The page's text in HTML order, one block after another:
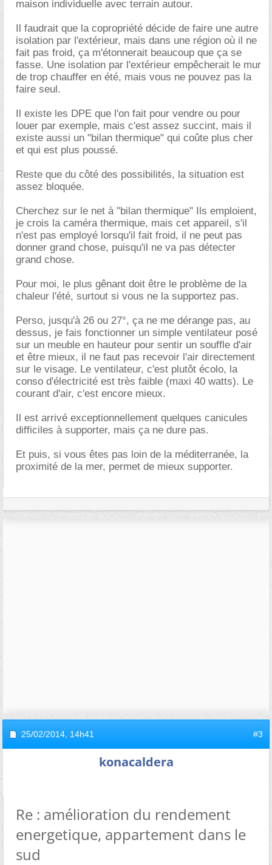
maison individuelle avec terrain autour.
Il faudrait que la copropriété décide de faire une autre
isolation par l'extérieur, mais dans une région où il ne
fait pas froid, ça m'étonnerait beaucoup que ça se
fasse. Une isolation par l'extérieur empêcherait le mur
de trop chauffer en été, mais vous ne pouvez pas la
faire seul.
Il existe les DPE que l'on fait pour vendre ou pour
louer par exemple, mais c'est assez succint, mais il
existe aussi un "bilan thermique" qui coûte plus cher
et qui est plus poussé.
Reste que du côté des possibilités, la situation est
assez bloquée.
Cherchez sur le net à "bilan thermique" Ils emploient,
je crois la caméra thermique, mais cet appareil, s'il
n'est pas employé lorsqu'il fait froid, il ne peut pas
donner grand chose, puisqu'il ne va pas détecter
grand chose.
Pour moi, le plus gênant doit être le problème de la
chaleur l'été, surtout si vous ne la supportez pas.
Perso, jusqu'à 26 ou 27°, ça ne me dérange pas, au
dessus, je fais fonctionner un simple ventilateur posé
sur un meuble en hauteur pour sentir un souffle d'air
et être mieux, il ne faut pas recevoir l'air directement
sur le visage. Le ventilateur, c'est plutôt écolo, la
conso d'électricité est très faible (maxi 40 watts). Le
courant d'air, c'est encore mieux.
Il est arrivé exceptionnellement quelques canicules
difficiles à supporter, mais ça ne dure pas.
Et puis, si vous êtes pas loin de la méditerranée, la
proximité de la mer, permet de mieux supporter.
25/02/2014, 14h41 #3
konacaldera
Re : amélioration du rendement
energetique, appartement dans le
sud